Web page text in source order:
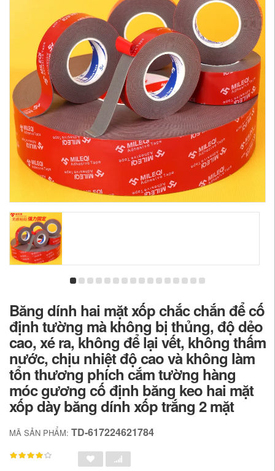
Băng dính hai mặt xốp chắc chắn để cố
định tường mà không bị thủng, độ dẻo
cao, xé ra, không để lại vết, không thấm
nước, chịu nhiệt độ cao và không làm
tổn thương phích cắm tường hàng
móc gương cố định băng keo hai mặt
xốp dày băng dính xốp trắng 2 mặt
MÃ SẢN PHẨM: TD-617224621784